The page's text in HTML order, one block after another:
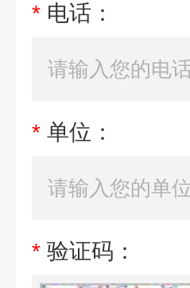
* 电话：
* 单位：
* 验证码：